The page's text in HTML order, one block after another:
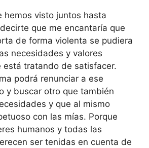
hemos visto juntos hasta
que me encantaría que
de forma violenta se pudiera
necesidades y valores
está tratando de satisfacer.
podrá renunciar a ese
y buscar otro que también
y que al mismo
con las mías. Porque
humanos y todas las
ser tenidas en cuenta de